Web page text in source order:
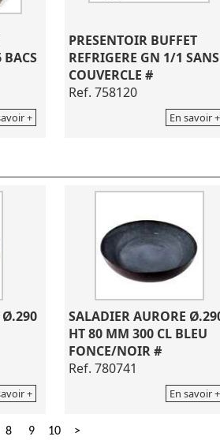
+
PRESENTOIR BUFFET
REFRIGERE GN 1/1 SANS
COUVERCLE #
Ref. 758120
En savoir +
Ø.290
+
SALADIER AURORE
HT 80 MM 300 CL BLEU
FONCE/NOIR #
Ref. 780741
En savoir +
8 9 10 >